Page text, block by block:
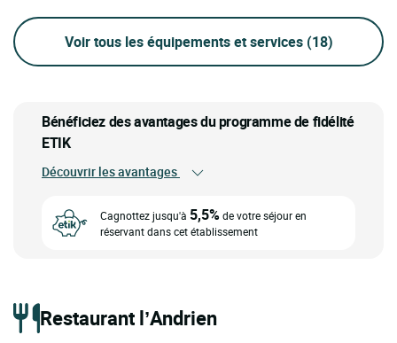
Voir tous les équipements et services (18)
Bénéficiez des avantages du programme de fidélité
ETIK
Découvrir les avantages
Cagnottez jusqu'à 5,5%de votre séjour en
réservant dans cet établissement
Restaurant l’Andrien